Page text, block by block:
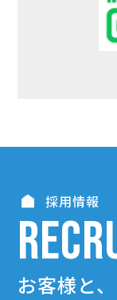
採用情報
お客様と、